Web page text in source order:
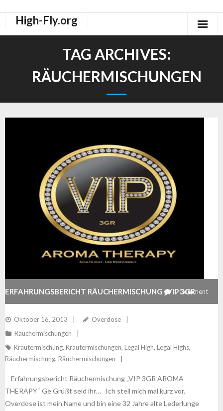
High-Fly.org
High-Fly Legal Highs Szeneblog
TAG ARCHIVES:
RÄUCHERMISCHUNGEN
ERFAHRUNGSBERICHT RÄUCHERMISCHUNG „VIP 3GR
AROMA THERAPY“
Oktober 16, 2013
Overdose
Räuchermischungen
Kräutermischung, Kräutermischungen, Legal High, Legal Highs,
Räuchermischung, Räuchermischungen
1 Comment
Erfahrungsbericht Räuchermischung „VIP 3GR AROMA
THERAPY“ Ge Grüßt seid ihr… Ich stell mich mal kurz vor.
Overdose ist mein Name und bin eine 32 Jahre alte Lederlunge